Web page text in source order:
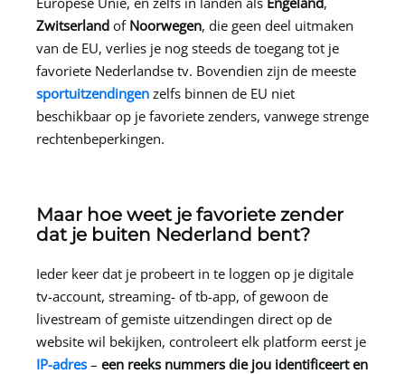
Zwitserland of Noorwegen, die geen deel uitmaken
van de EU, verlies je nog steeds de toegang tot je
favoriete Nederlandse tv. Bovendien zijn de meeste
sportuitzendingen zelfs binnen de EU niet
beschikbaar op je favoriete zenders, vanwege strenge
rechtenbeperkingen.
Maar hoe weet je favoriete zender
dat je buiten Nederland bent?
Ieder keer dat je probeert in te loggen op je digitale
tv-account, streaming- of tb-app, of gewoon de
livestream of gemiste uitzendingen direct op de
website wil bekijken, controleert elk platform eerst je
IP-adres – een reeks nummers die jou identificeert en